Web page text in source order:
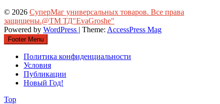
© 2026 СуперМаг универсальных товаров. Все права
защищены.@ТМ ТД"EvaGroshe"
Powered by WordPress | Theme: AccessPress Mag
Footer Menu
Политика конфиденциальности
Условия
Публикации
Новый Год!
Top